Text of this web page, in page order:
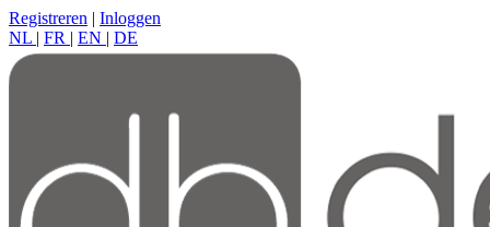
Registreren | Inloggen
NL | FR | EN | DE